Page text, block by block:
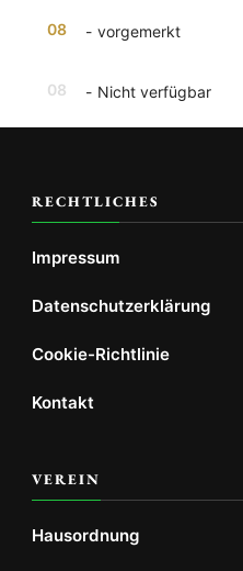
08 - vorgemerkt
08 - Nicht verfügbar
RECHTLICHES
Impressum
Datenschutzerklärung
Cookie-Richtlinie
Kontakt
VEREIN
Hausordnung